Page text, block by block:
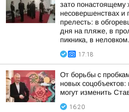
зато
несовершенствах и
прелесть: в
дня на пляже, в
пикника, в
17:18
От борьбы с
новых
могут изменить
16:20